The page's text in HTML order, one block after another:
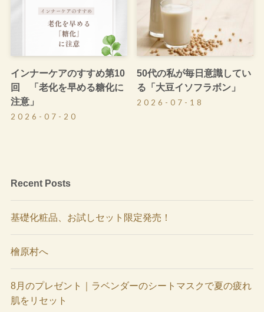
インナーケアのすすめ第10
回 「老化を早める糖化に
注意」
2026-07-20
50代の私が毎日意識してい
る「大豆イソフラボン」
2026-07-18
Recent Posts
基礎化粧品、お試しセット限定発売！
檜原村へ
8月のプレゼント｜ラベンダーのシートマスクで夏の疲れ
肌をリセット